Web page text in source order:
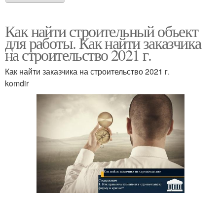
Как найти строительный объект
для работы. Как найти заказчика
на строительство 2021 г.
Как найти заказчика на строительство 2021 г.
komdir